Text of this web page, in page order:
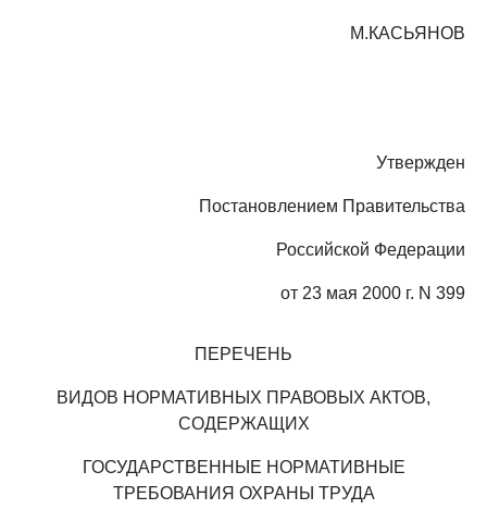
М.КАСЬЯНОВ
Утвержден
Постановлением Правительства
Российской Федерации
от 23 мая 2000 г. N 399
ПЕРЕЧЕНЬ
ВИДОВ НОРМАТИВНЫХ ПРАВОВЫХ АКТОВ,
СОДЕРЖАЩИХ
ГОСУДАРСТВЕННЫЕ НОРМАТИВНЫЕ
ТРЕБОВАНИЯ ОХРАНЫ ТРУДА